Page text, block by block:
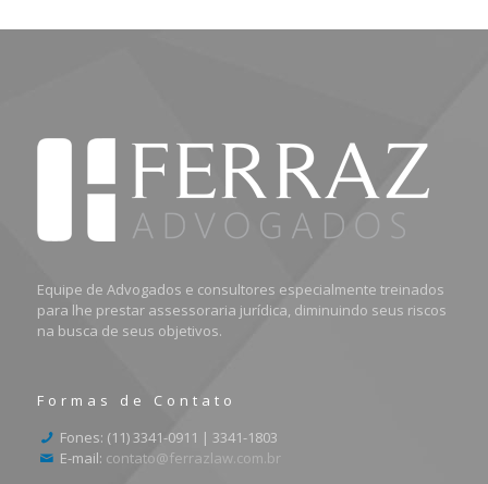
Equipe de Advogados e consultores especialmente treinados
para lhe prestar assessoraria jurídica, diminuindo seus riscos
na busca de seus objetivos.
Formas de Contato
Fones: (11) 3341-0911 | 3341-1803
E-mail: contato@ferrazlaw.com.br